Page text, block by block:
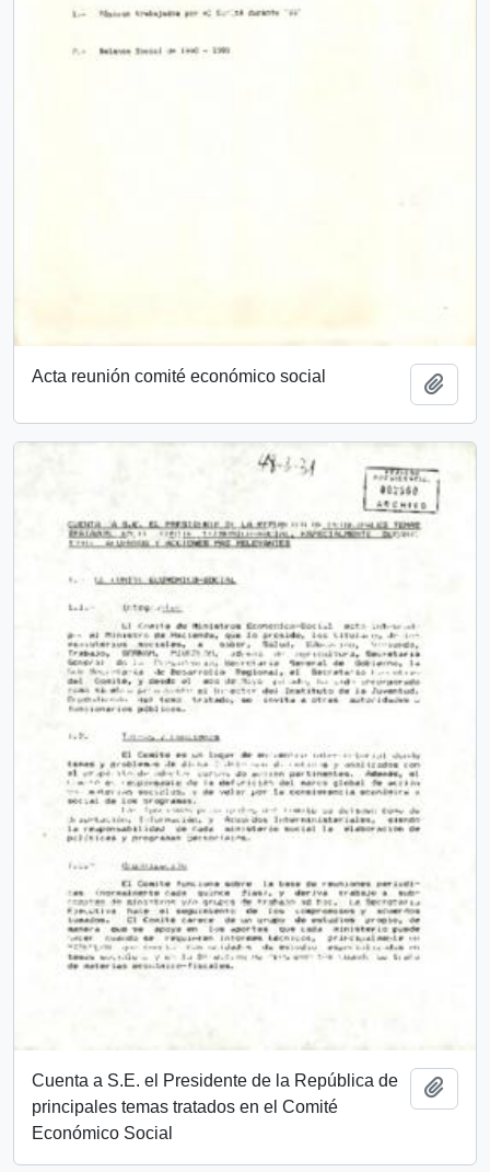
Acta reunión comité económico social
Cuenta a S.E. el Presidente de la República de
principales temas tratados en el Comité
Económico Social